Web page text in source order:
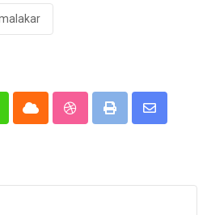
Cloud StumbleUpon
Print
Share